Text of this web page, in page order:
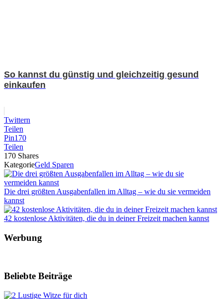
So kannst du günstig und gleichzeitig gesund
einkaufen
Twittern
Teilen
Pin170
Teilen
170 Shares
KategorieGeld Sparen
Die drei größten Ausgabenfallen im Alltag – wie du sie vermeiden
kannst
42 kostenlose Aktivitäten, die du in deiner Freizeit machen kannst
Werbung
Beliebte Beiträge